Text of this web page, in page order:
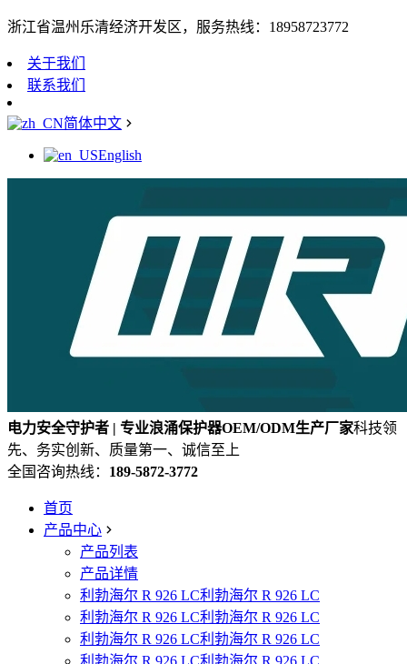
浙江省温州乐清经济开发区，服务热线：18958723772
关于我们
联系我们
简体中文
English
电力安全守护者 | 专业浪涌保护器OEM/ODM生产厂家科技领
先、务实创新、质量第一、诚信至上
全国咨询热线： 189-5872-3772
首页
产品中心
产品列表
产品详情
利勃海尔 R 926 LC利勃海尔 R 926 LC
利勃海尔 R 926 LC利勃海尔 R 926 LC
利勃海尔 R 926 LC利勃海尔 R 926 LC
利勃海尔 R 926 LC利勃海尔 R 926 LC